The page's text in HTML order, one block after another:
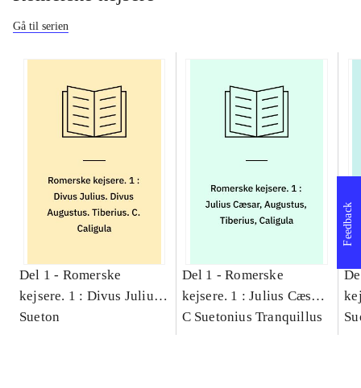
Gå til serien
Del 1 - Romerske
kejsere. 1 : Divus Julius.
Divus Augustus.
Sueton
Del 1 -Romerske
kejsere. 1 : Julius Cæsar,
Augustus, Tiberius,
C Suetonius Tranquillus
Feedback